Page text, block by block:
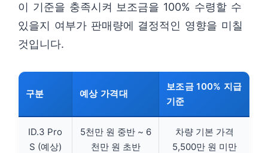
이 기준을 충족시켜 보조금을 100% 수령할 수
있을지 여부가 판매량에 결정적인 영향을 미칠
것입니다.
구분 예상 가격대
보조금 100% 지급
기준
ID.3 Pro
S (예상)
5천만 원 중반 ~ 6
천만 원 초반
차량 기본 가격
5,500만 원 미만